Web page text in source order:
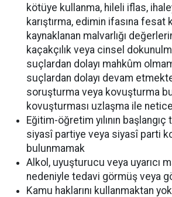
kötüye kullanma, hileli iflas,
karıştırma, edimin ifasına fesat
kaynaklanan malvarlığı
kaçakçılık veya cinsel
suçlardan dolayı mahkûm
suçlardan dolayı devam
soruşturma veya kovuşturma
kovuşturması uzlaşma ile
Eğitim-öğretim yılının
siyasî partiye veya siyasî parti
bulunmamak
Alkol, uyuşturucu veya uyarıcı
nedeniyle tedavi görmüş veya
Kamu haklarını kullanmaktan